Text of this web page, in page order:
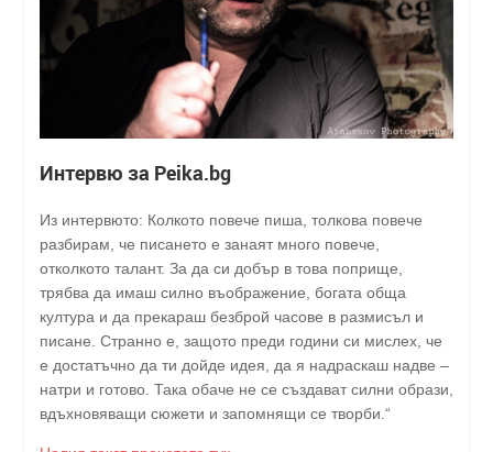
Интервю за Peika.bg
Из интервюто: Колкото повече пиша, толкова повече
разбирам, че писането е занаят много повече,
отколкото талант. За да си добър в това поприще,
трябва да имаш силно въображение, богата обща
култура и да прекараш безброй часове в размисъл и
писане. Странно е, защото преди години си мислех, че
е достатъчно да ти дойде идея, да я надраскаш надве –
натри и готово. Така обаче не се създават силни образи,
вдъхновяващи сюжети и запомнящи се творби.“